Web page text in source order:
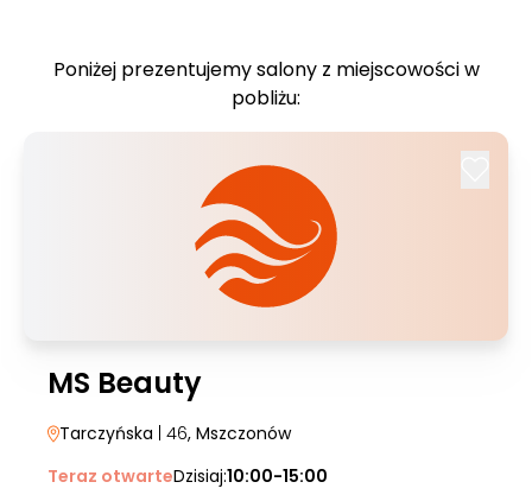
Poniżej prezentujemy salony z miejscowości w
pobliżu:
MS Beauty
Tarczyńska | 46, Mszczonów
Teraz otwarteDzisiaj:10:00-15:00